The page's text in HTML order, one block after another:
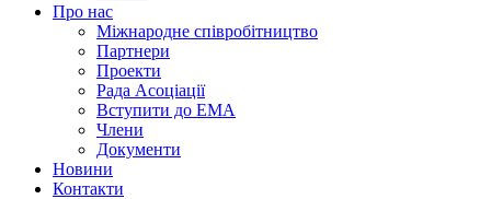
Про нас
Міжнародне співробітництво
Партнери
Проекти
Рада Асоціації
Вступити до ЕМА
Члени
Документи
Новини
Контакти